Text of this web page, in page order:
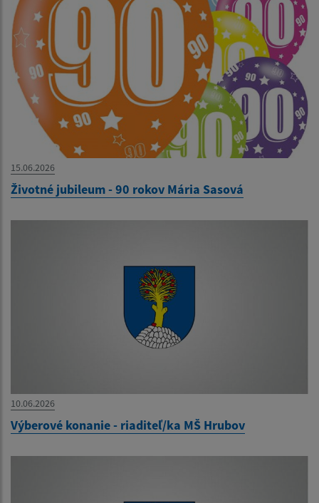
15.06.2026
Životné jubileum - 90 rokov Mária Sasová
10.06.2026
Výberové konanie - riaditeľ/ka MŠ Hrubov